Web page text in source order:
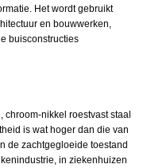
Het wordt gebruikt
en bouwwerken,
buisconstructies
chroom-nikkel roestvast staal
is wat hoger dan die van
de zachtgegloeide toestand
in ziekenhuizen